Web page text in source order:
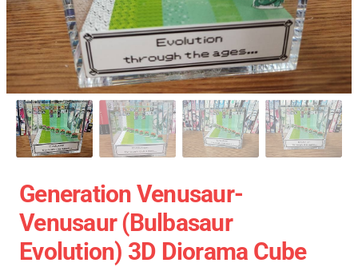
Generation Venusaur-
Venusaur (Bulbasaur
Evolution) 3D Diorama Cube